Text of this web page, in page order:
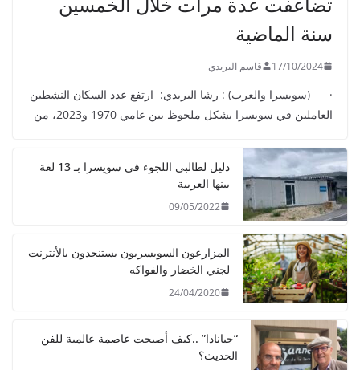
سنة الماضية
17/10/2024 قاسم البريدي
· (سويسرا والعرب) : رشا البريدي: ارتفع عدد السكان النشطين
العاملين في سويسرا بشكل ملحوظ بين عامي 1970 و2023، من
دليل لطالبي اللجوء في سويسرا بـ 13 لغة
بينها العربية
09/05/2022
المزارعون السويسريون يستنجدون بالأنترنت
لجني الخضار والفواكه
24/04/2020
“جيانادا” ..كيف أصبحت عاصمة عالمية للفن
الحديث؟